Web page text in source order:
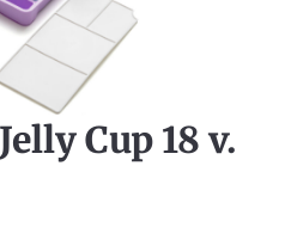
Cup 18 v.